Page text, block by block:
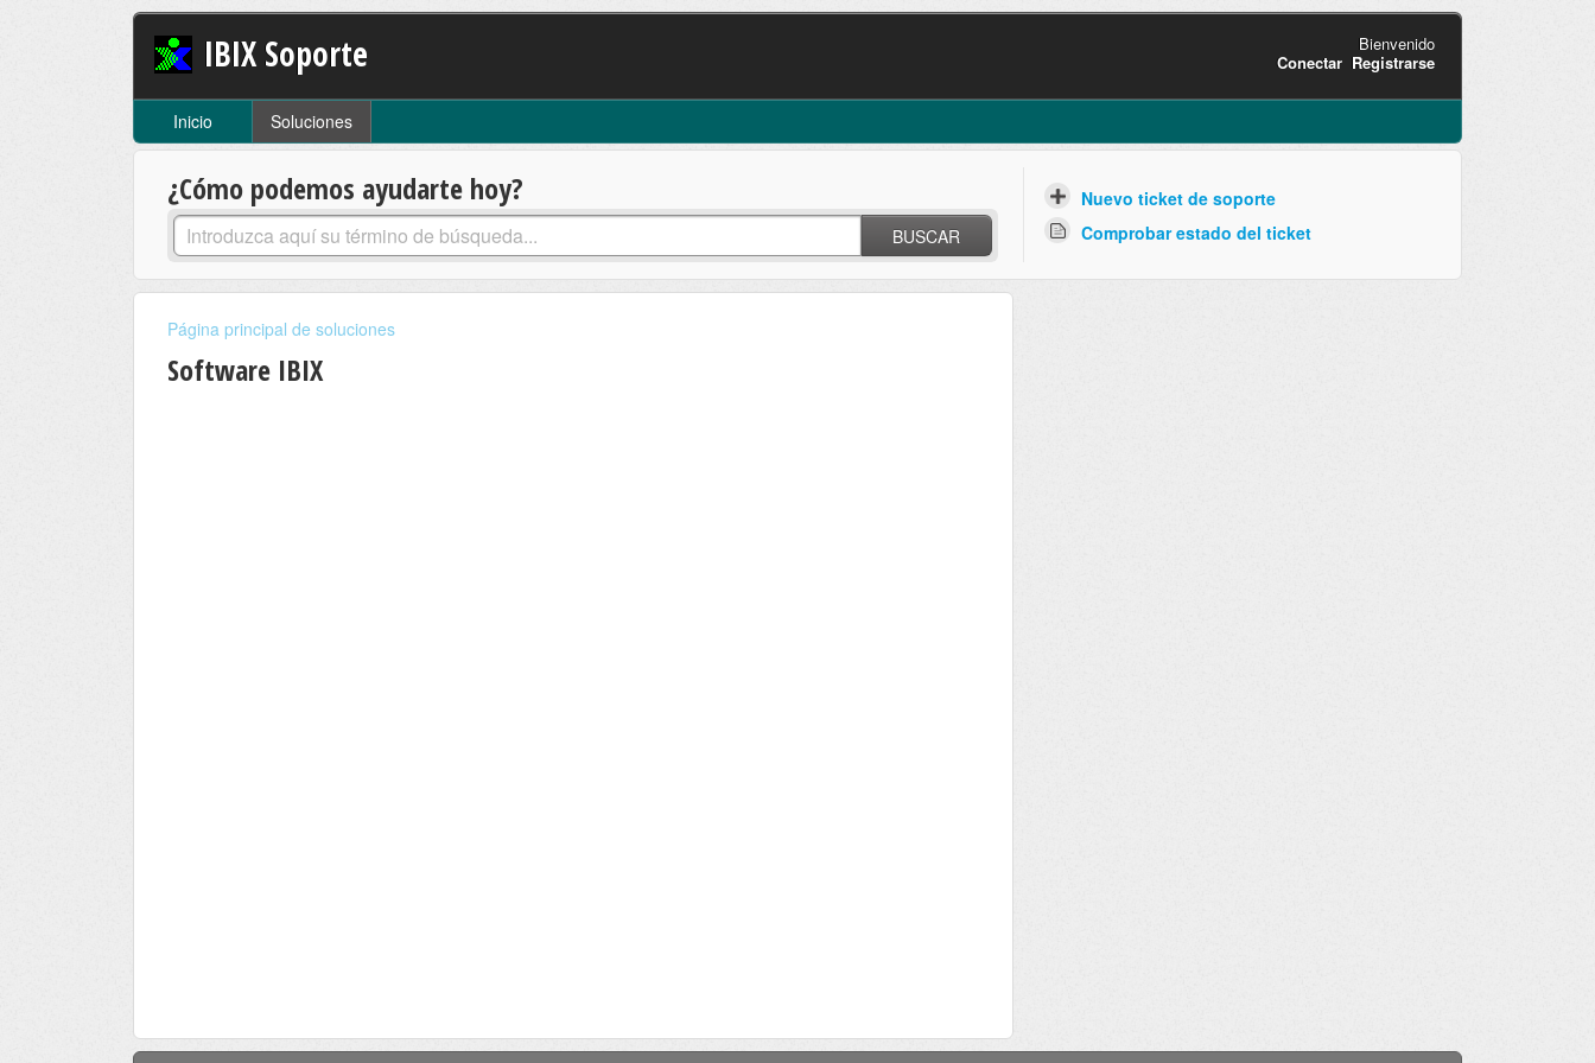
IBIX Soporte
Bienvenido
Conectar Registrarse
Inicio Soluciones
¿Cómo podemos ayudarte hoy?
BUSCAR
Nuevo ticket de soporte
Comprobar estado del ticket
Página principal de soluciones
Software IBIX